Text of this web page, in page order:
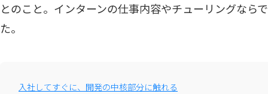
とのこと。インターンの仕事内容やチューリングなら
た。
入社してすぐに、開発の中核部分に触れる